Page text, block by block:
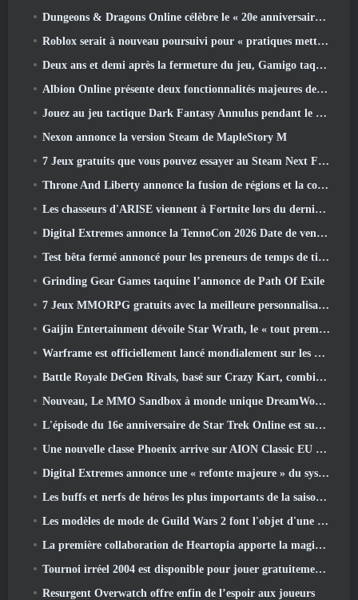
Dungeons & Dragons Online célèbre le « 20e anniversaire de Natural » avec une quête spéciale et des récompenses
Roblox serait à nouveau poursuivi pour « pratiques mettant en danger et exploitant des enfants »
Deux ans et demi après la fermeture du jeu, Gamigo taquine le retour du MMO médiéval Glory Victis
Albion Online présente deux fonctionnalités majeures de guerre de factions dans la mise à jour Realm Divided Part II
Jouez au jeu tactique Dark Fantasy Annulus pendant le prochain festival Steam
Nexon annonce la version Steam de MapleStory M
7 Jeux gratuits que vous pouvez essayer au Steam Next Fest
Throne And Liberty annonce la fusion de régions et la consolidation de serveurs
Les chasseurs d'ARISE viennent à Fortnite lors du dernier événement de collaboration
Digital Extremes annonce la TennoCon 2026 Date de vente des billets
Test bêta fermé annoncé pour les preneurs de temps de tir à la troisième personne
Grinding Gear Games taquine l’annonce de Path Of Exile
7 Jeux MMORPG gratuits avec la meilleure personnalisation des personnages
Gaijin Entertainment dévoile Star Wrath, le « tout premier jeu d’action et d’extraction spatiale »
Warframe est officiellement lancé mondialement sur les appareils Android
Battle Royale DeGen Rivals, basé sur Crazy Kart, combine toutes les choses que vous ne saviez probablement pas que vous vouliez combiner
Nouveau, Le MMO Sandbox à monde unique DreamWorld arrive sur Steam en accès anticipé
L'épisode du 16e anniversaire de Star Trek Online est supprimé dans le cadre de la mise à jour « Corruption »
Une nouvelle classe Phoenix arrive sur AION Classic EU dans la mise à jour « Ignite »
Digital Extremes annonce une « refonte majeure » du système de progression des joueurs de Soulframe
Les buffs et nerfs de héros les plus importants de la saison 6.5
Les modèles de mode de Guild Wars 2 font l'objet d'une refonte basée sur les commentaires des joueurs
La première collaboration de Heartopia apporte la magie de l'amitié de mon petit poney
Tournoi irréel 2004 est disponible pour jouer gratuitement et Epic ne poursuivra personne pour cela
Resurgent Overwatch offre enfin de l’espoir aux joueurs